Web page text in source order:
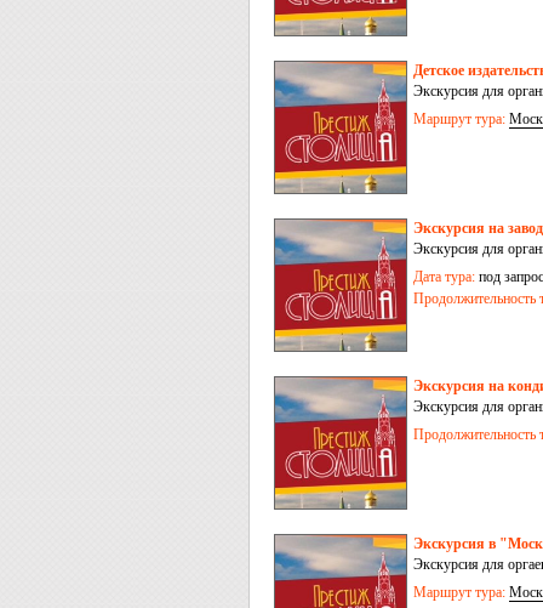
Детское
Экскурсия для
Маршрут тура:
Экскурсия на
Экскурсия для
Дата тура: под запрос
Продолжительность
Экскурсия на
Экскурсия для
Продолжительность
Экскурсия в
Экскурсия для
Маршрут тура: